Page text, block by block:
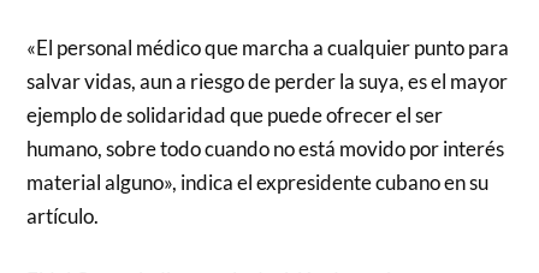
«El personal médico que marcha a cualquier punto para
salvar vidas, aun a riesgo de perder la suya, es el mayor
ejemplo de solidaridad que puede ofrecer el ser
humano, sobre todo cuando no está movido por interés
material alguno», indica el expresidente cubano en su
artículo.